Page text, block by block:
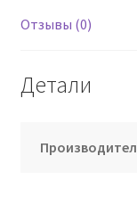
Отзывы (0)
Детали